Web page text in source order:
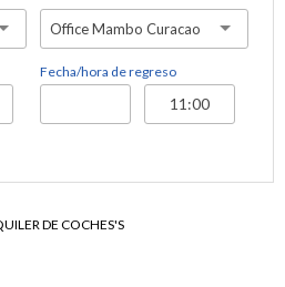
Office Mambo Curacao
Fecha/hora de regreso
DE COCHES'S